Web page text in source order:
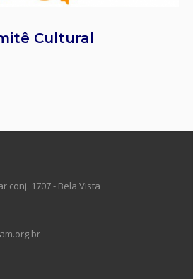
Cultural
conj. 1707 - Bela Vista